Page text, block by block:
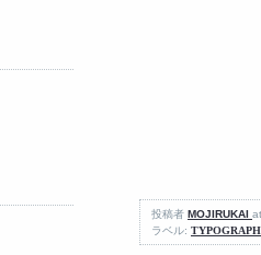
投稿者 MOJIRUKAI
ラベル: